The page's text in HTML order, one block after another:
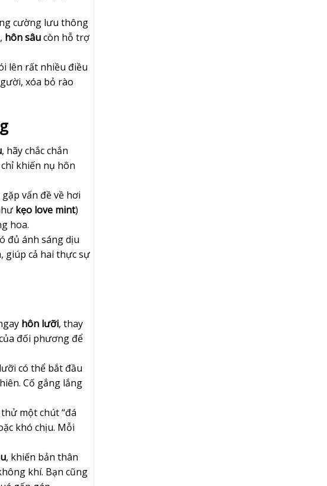
cường lưu thông
hôn sâucòn hỗ trợ
lên rất nhiều điều
xóa bỏ rào
, hãy chắc chắn
khiến nụ hôn
vấn đề về hơi
kẹo love mint)
hoa.
đủ ánh sáng dịu
giúp cả hai thực sự
hôn lưỡi, thay
đối phương để
có thể bắt đầu
Cố gắng lắng
một chút “đá
khó chịu. Mỗi
, khiến bản thân
khí. Bạn cũng